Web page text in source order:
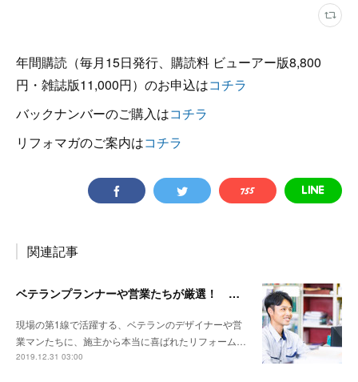
年間購読（毎月15日発行、購読料 ビューアー版8,800
円・雑誌版11,000円）のお申込はコチラ
バックナンバーのご購入はコチラ
リフォマガのご案内はコチラ
関連記事
ベテランプランナーや営業たちが厳選！ 施主が喜ぶ設備・建材バイブル その10
現場の第1線で活躍する、ベテランのデザイナーや営
業マンたちに、施主から本当に喜ばれたリフォーム…
2019.12.31 03:00